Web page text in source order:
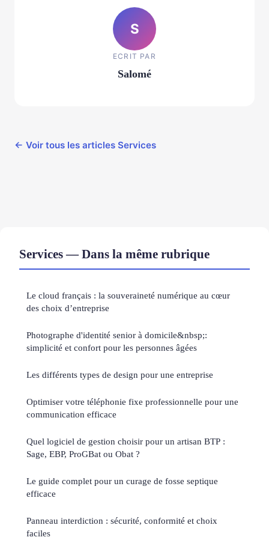
S
ECRIT PAR
Salomé
← Voir tous les articles Services
Services — Dans la même rubrique
Le cloud français : la souveraineté numérique au cœur
des choix d’entreprise
Photographe d'identité senior à domicile&nbsp;:
simplicité et confort pour les personnes âgées
Les différents types de design pour une entreprise
Optimiser votre téléphonie fixe professionnelle pour une
communication efficace
Quel logiciel de gestion choisir pour un artisan BTP :
Sage, EBP, ProGBat ou Obat ?
Le guide complet pour un curage de fosse septique
efficace
Panneau interdiction : sécurité, conformité et choix
faciles